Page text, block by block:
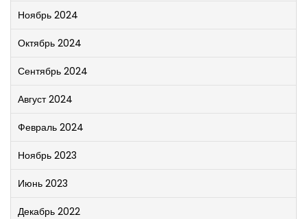
Ноябрь 2024
Октябрь 2024
Сентябрь 2024
Август 2024
Февраль 2024
Ноябрь 2023
Июнь 2023
Декабрь 2022